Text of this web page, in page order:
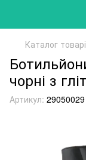
Каталог
чорні з
Артикул: 29050029